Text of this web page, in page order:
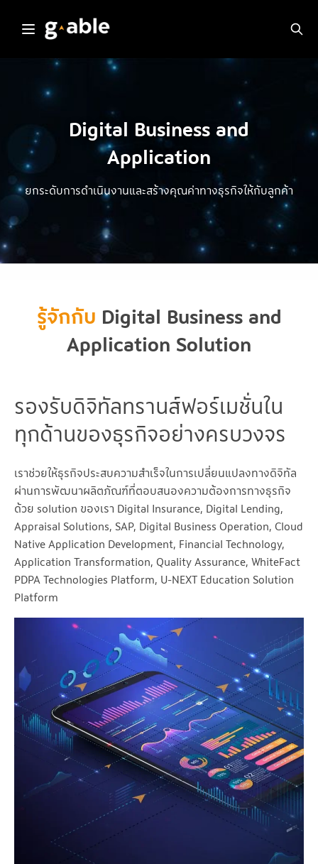
Digital Business and
Application
ยกระดับการดำเนินงานและสร้างคุณค่าทางธุรกิจให้กับลูกค้า
รู้จักกับ Digital Business and
Application Solution
รองรับดิจิทัลทรานส์ฟอร์เมชั่นใน
ทุกด้านของธุรกิจอย่างครบวงจร
เราช่วยให้ธุรกิจประสบความสำเร็จในการเปลี่ยนแปลงทางดิจิทัล
ผ่านการพัฒนาผลิตภัณฑ์ที่ตอบสนองความต้องการทางธุรกิจ
ด้วย solution ของเรา Digital Insurance, Digital Lending,
Appraisal Solutions, SAP, Digital Business Operation, Cloud
Native Application Development, Financial Technology,
Application Transformation, Quality Assurance, WhiteFact
PDPA Technologies Platform, U-NEXT Education Solution
Platform